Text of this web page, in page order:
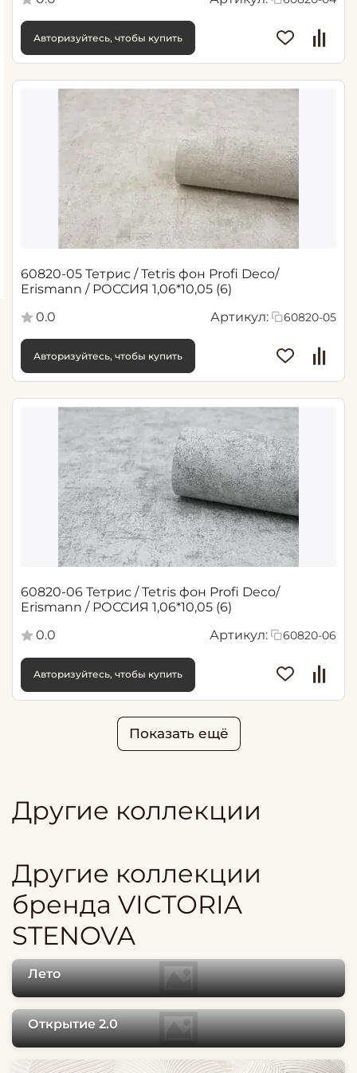
Авторизуйтесь, чтобы купить
60820-05 Тетрис / Tetris фон Profi Deco/
Erismann / РОССИЯ 1,06*10,05 (6)
0.0
Артикул: 60820-05
Авторизуйтесь, чтобы купить
60820-06 Тетрис / Tetris фон Profi Deco/
Erismann / РОССИЯ 1,06*10,05 (6)
0.0
Артикул: 60820-06
Авторизуйтесь, чтобы купить
Показать ещё
Другие коллекции
Другие коллекции
бренда VICTORIA
STENOVA
Лето
Открытие 2.0